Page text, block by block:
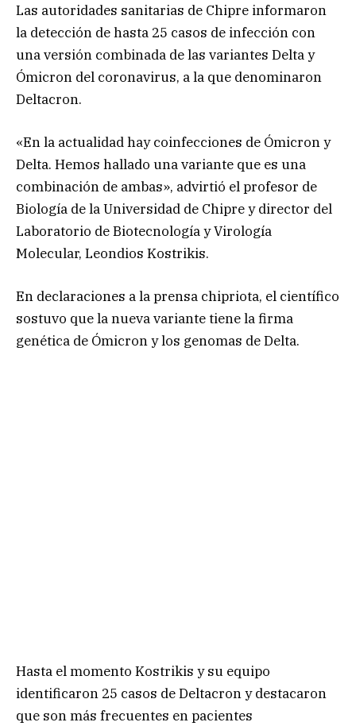
Las autoridades sanitarias de Chipre informaron
la detección de hasta 25 casos de infección con
una versión combinada de las variantes Delta y
Ómicron del coronavirus, a la que denominaron
Deltacron.
«En la actualidad hay coinfecciones de Ómicron y
Delta. Hemos hallado una variante que es una
combinación de ambas», advirtió el profesor de
Biología de la Universidad de Chipre y director del
Laboratorio de Biotecnología y Virología
Molecular, Leondios Kostrikis.
En declaraciones a la prensa chipriota, el científico
sostuvo que la nueva variante tiene la firma
genética de Ómicron y los genomas de Delta.
Hasta el momento Kostrikis y su equipo
identificaron 25 casos de Deltacron y destacaron
que son más frecuentes en pacientes